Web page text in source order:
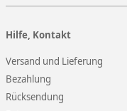
Hilfe, Kontakt
Versand und Lieferung
Bezahlung
Rücksendung